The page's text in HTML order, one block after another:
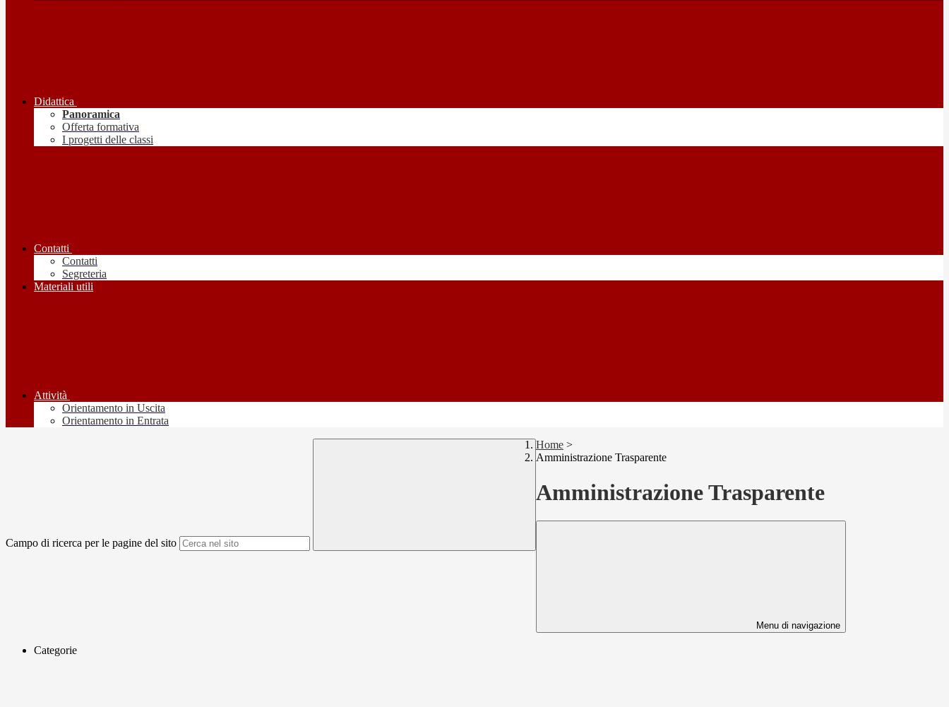
Didattica
Panoramica
Offerta formativa
I progetti delle classi
Contatti
Contatti
Segreteria
Materiali utili
Attività
Orientamento in Uscita
Orientamento in Entrata
Campo di ricerca per le pagine del sito
Home >
Amministrazione Trasparente
Amministrazione Trasparente
Menu di navigazione
Categorie